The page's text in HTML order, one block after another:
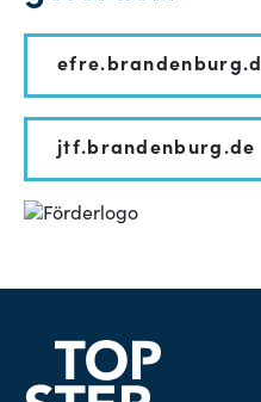
jtf.brandenburg.de